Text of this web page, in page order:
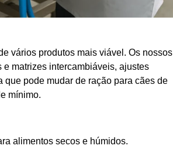
vários produtos mais viável. Os nossos
matrizes intercambiáveis, ajustes
pode mudar de ração para cães de
mínimo.
alimentos secos e húmidos.